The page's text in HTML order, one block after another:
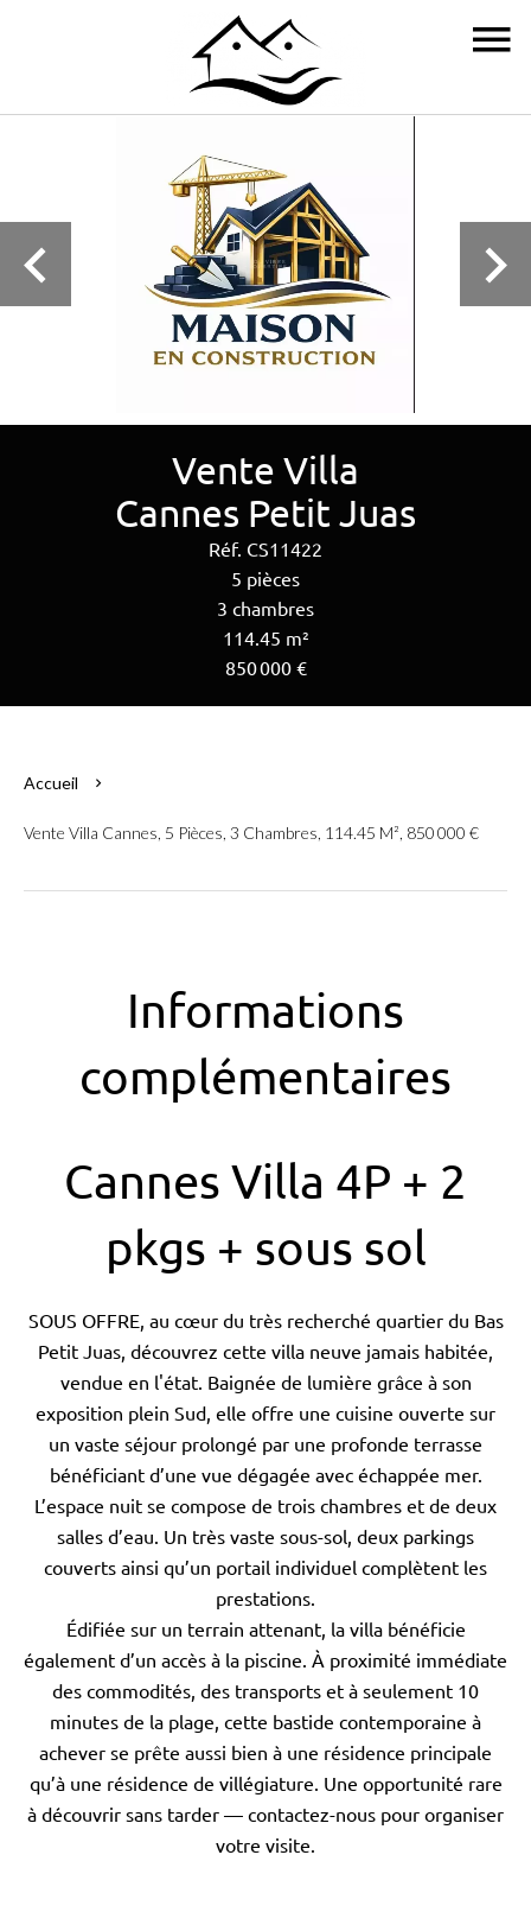
Vente Villa
Cannes Petit Juas
Réf. CS11422
5 pièces
3 chambres
114.45 m²
850 000 €
Accueil
Vente Villa Cannes, 5 Pièces, 3 Chambres, 114.45 M², 850 000 €
Informations
complémentaires
Cannes Villa 4P + 2
pkgs + sous sol
SOUS OFFRE, au cœur du très recherché quartier du Bas
Petit Juas, découvrez cette villa neuve jamais habitée,
vendue en l'état. Baignée de lumière grâce à son
exposition plein Sud, elle offre une cuisine ouverte sur
un vaste séjour prolongé par une profonde terrasse
bénéficiant d’une vue dégagée avec échappée mer.
L’espace nuit se compose de trois chambres et de deux
salles d’eau. Un très vaste sous-sol, deux parkings
couverts ainsi qu’un portail individuel complètent les
prestations.
Édifiée sur un terrain attenant, la villa bénéficie
également d’un accès à la piscine. À proximité immédiate
des commodités, des transports et à seulement 10
minutes de la plage, cette bastide contemporaine à
achever se prête aussi bien à une résidence principale
qu’à une résidence de villégiature. Une opportunité rare
à découvrir sans tarder — contactez-nous pour organiser
votre visite.